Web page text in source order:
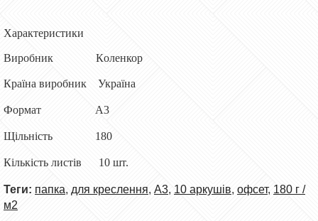
Характеристики
Виробник Коленкор
Країна виробник Україна
Формат А3
Щільність 180
Кількість листів 10 шт.
Теги: папка, для креслення, А3, 10 аркушів, офсет, 180 г /
м2